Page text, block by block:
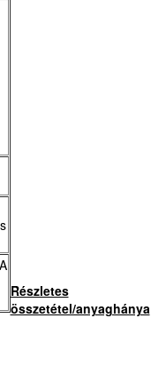
Részletes
összetétel/anyaghánya